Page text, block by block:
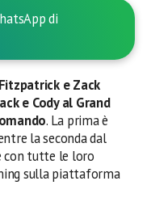
di
e Zack
e Cody al Grand
. La prima è
la seconda dal
con tutte le loro
sulla piattaforma